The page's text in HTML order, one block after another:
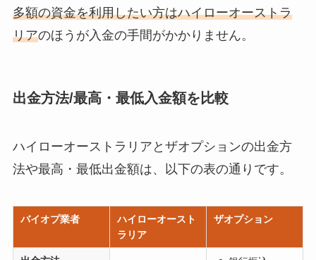
多額の資金を利用したい方はハイローオーストラ
リアのほうが入金の手間がかかりません。
出金方法/最高・最低入金額を比較
ハイローオーストラリアとザオプションの出金方
法や最高・最低出金額は、以下の表の通りです。
バイオプ業者
ハイローオースト
ラリア
ザオプション